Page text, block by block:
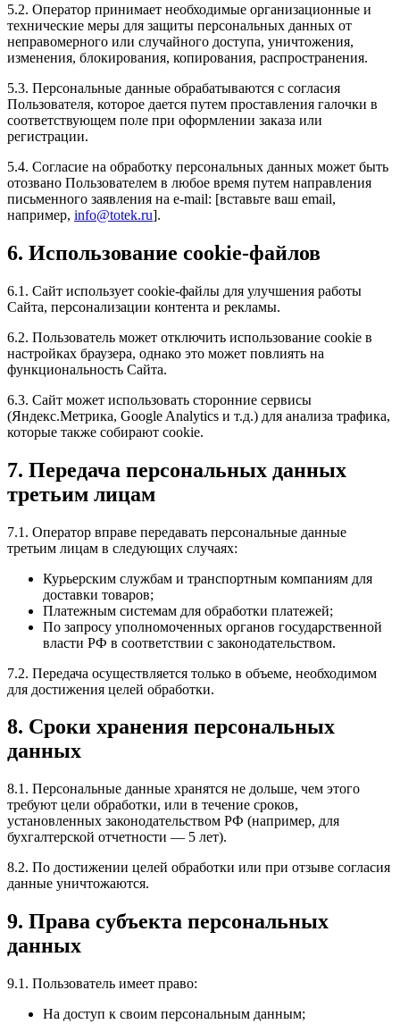
5.2. Оператор принимает необходимые организационные и
технические меры для защиты персональных данных от
неправомерного или случайного доступа, уничтожения,
изменения, блокирования, копирования, распространения.
5.3. Персональные данные обрабатываются с согласия
Пользователя, которое дается путем проставления галочки в
соответствующем поле при оформлении заказа или
регистрации.
5.4. Согласие на обработку персональных данных может быть
отозвано Пользователем в любое время путем направления
письменного заявления на e-mail: [вставьте ваш email,
например, info@totek.ru].
6. Использование cookie-файлов
6.1. Сайт использует cookie-файлы для улучшения работы
Сайта, персонализации контента и рекламы.
6.2. Пользователь может отключить использование cookie в
настройках браузера, однако это может повлиять на
функциональность Сайта.
6.3. Сайт может использовать сторонние сервисы
(Яндекс.Метрика, Google Analytics и т.д.) для анализа трафика,
которые также собирают cookie.
7. Передача персональных данных
третьим лицам
7.1. Оператор вправе передавать персональные данные
третьим лицам в следующих случаях:
Курьерским службам и транспортным компаниям для
доставки товаров;
Платежным системам для обработки платежей;
По запросу уполномоченных органов государственной
власти РФ в соответствии с законодательством.
7.2. Передача осуществляется только в объеме, необходимом
для достижения целей обработки.
8. Сроки хранения персональных
данных
8.1. Персональные данные хранятся не дольше, чем этого
требуют цели обработки, или в течение сроков,
установленных законодательством РФ (например, для
бухгалтерской отчетности — 5 лет).
8.2. По достижении целей обработки или при отзыве согласия
данные уничтожаются.
9. Права субъекта персональных
данных
9.1. Пользователь имеет право:
На доступ к своим персональным данным;